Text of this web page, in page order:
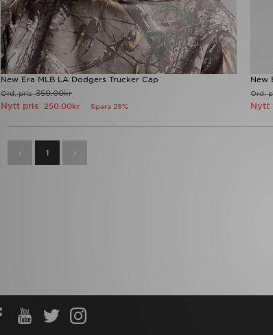
New Era MLB LA Dodgers Trucker Cap
Ord. pris350.00kr
Nytt pris 250.00kr Spara 29%
New
Ord.
1